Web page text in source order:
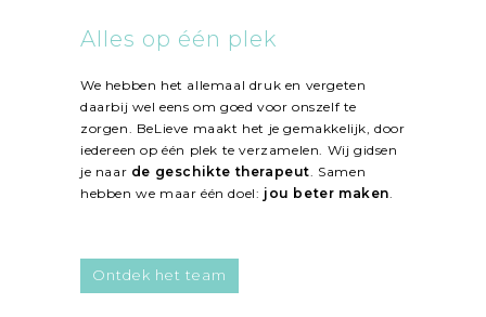
Alles op één plek
We hebben het allemaal druk en vergeten
daarbij wel eens om goed voor onszelf te
zorgen. BeLieve maakt het je gemakkelijk, door
iedereen op één plek te verzamelen. Wij gidsen
je naar de geschikte therapeut. Samen
hebben we maar één doel: jou beter maken.
Ontdek het team